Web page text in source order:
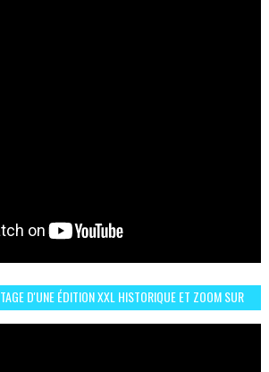
D'UNE ÉDITION XXL HISTORIQUE ET ZOOM SUR